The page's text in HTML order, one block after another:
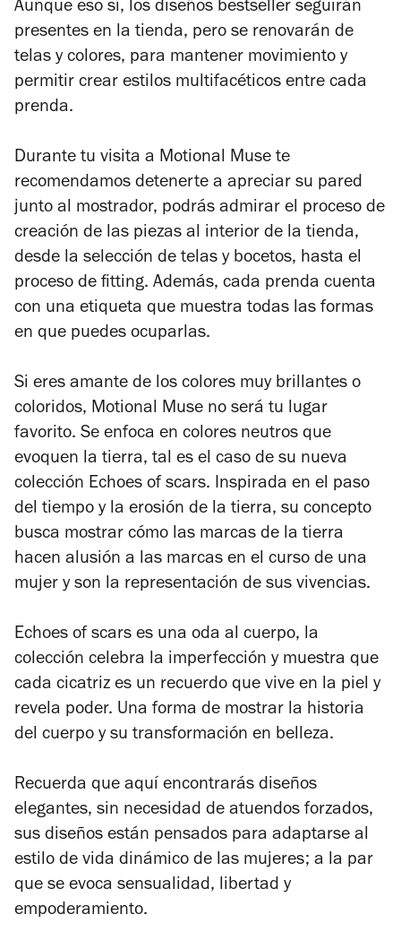
Aunque eso sí, los diseños bestseller seguirán
presentes en la tienda, pero se renovarán de
telas y colores, para mantener movimiento y
permitir crear estilos multifacéticos entre cada
prenda.
Durante tu visita a Motional Muse te
recomendamos detenerte a apreciar su pared
junto al mostrador, podrás admirar el proceso de
creación de las piezas al interior de la tienda,
desde la selección de telas y bocetos, hasta el
proceso de fitting. Además, cada prenda cuenta
con una etiqueta que muestra todas las formas
en que puedes ocuparlas.
Si eres amante de los colores muy brillantes o
coloridos, Motional Muse no será tu lugar
favorito. Se enfoca en colores neutros que
evoquen la tierra, tal es el caso de su nueva
colección Echoes of scars. Inspirada en el paso
del tiempo y la erosión de la tierra, su concepto
busca mostrar cómo las marcas de la tierra
hacen alusión a las marcas en el curso de una
mujer y son la representación de sus vivencias.
Echoes of scars es una oda al cuerpo, la
colección celebra la imperfección y muestra que
cada cicatriz es un recuerdo que vive en la piel y
revela poder. Una forma de mostrar la historia
del cuerpo y su transformación en belleza.
Recuerda que aquí encontrarás diseños
elegantes, sin necesidad de atuendos forzados,
sus diseños están pensados para adaptarse al
estilo de vida dinámico de las mujeres; a la par
que se evoca sensualidad, libertad y
empoderamiento.